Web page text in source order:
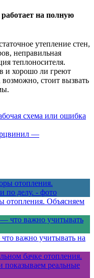
на полную
утепление стен,
неправильная
теплоносителя.
и хорошо ли греют
стоит вызвать
схема или ошибка
—
отопления. Объясняем
важно учитывать на